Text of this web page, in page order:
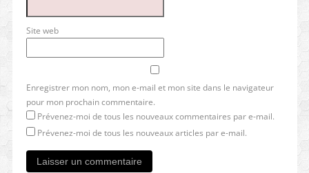
Site web
Enregistrer mon nom, mon e-mail et mon site dans le navigateur
pour mon prochain commentaire.
Prévenez-moi de tous les nouveaux commentaires par e-mail.
Prévenez-moi de tous les nouveaux articles par e-mail.